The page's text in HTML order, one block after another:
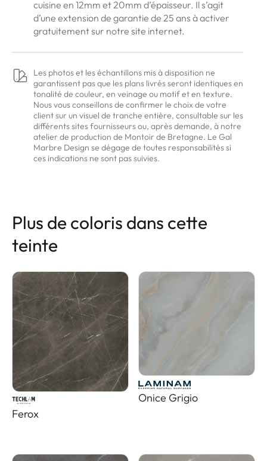
cuisine en 12mm et 20mm d’épaisseur. Il s’agit
d’une extension de garantie de 25 ans à activer
gratuitement sur notre site internet.
Les photos et les échantillons mis à disposition ne
garantissent pas que les plans livrés seront identiques en
tonalité de couleur, en veinage ou motif et en texture.
Nous vous conseillons de confirmer le choix de votre
client sur un visuel de tranche entière, consultable sur les
différents sites fournisseurs ou, après demande, à notre
atelier de production de Montoir de Bretagne. Le Gal
Marbre Design se dégage de toutes responsabilités si
ces indications ne sont pas suivies.
Plus de coloris dans cette
teinte
Ferox
Onice Grigio